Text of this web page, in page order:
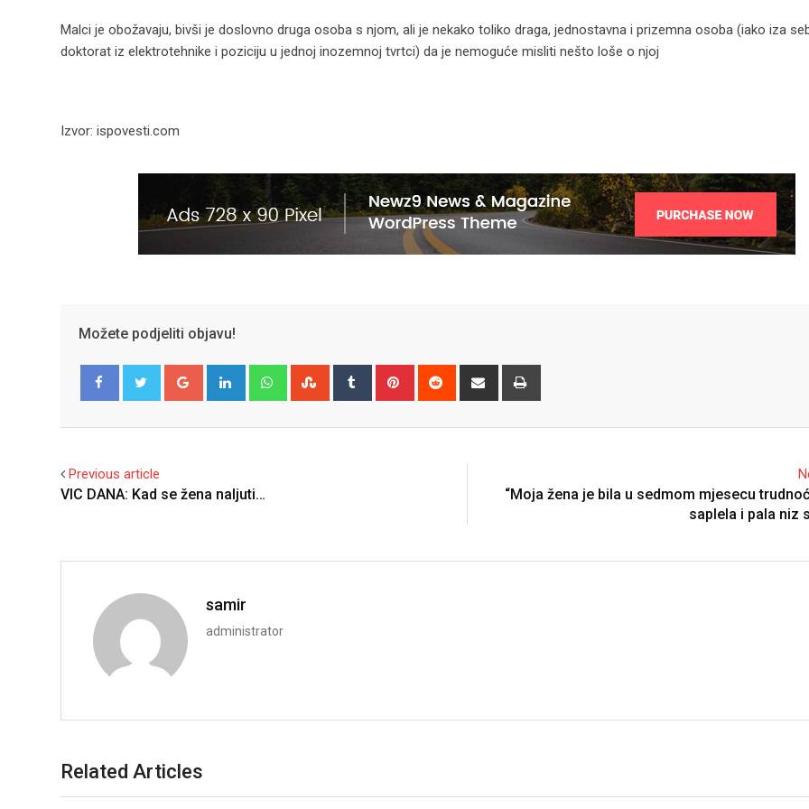
Malci je obožavaju, bivši je doslovno druga osoba s njom, ali je nekako toliko draga, jednostavna i prizemna osoba (iako iza
doktorat iz elektrotehnike i poziciju u jednoj inozemnoj tvrtci) da je nemoguće misliti nešto loše o njoj
Izvor: ispovesti.com
Možete podjeliti objavu!
Google+ LinkedIn WhatsappStumbleUpon
Tumblr Pinterest Reddit
Share
Previous article
VIC DANA: Kad se žena naljuti…
“Moja žena je bila u sedmom mjesecu
saplela i pala niz
samir
administrator
Related Articles